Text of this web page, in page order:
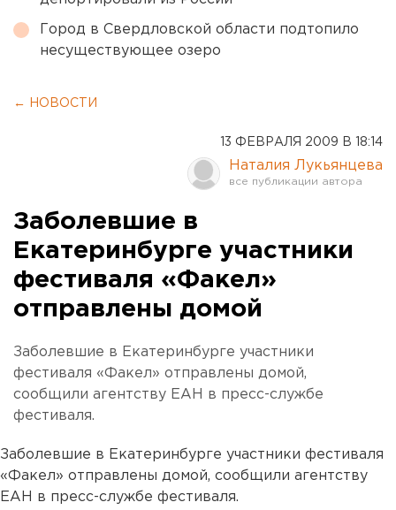
Город в Свердловской области подтопило
несуществующее озеро
← НОВОСТИ
13 ФЕВРАЛЯ 2009 В 18:14
Наталия Лукьянцева
Заболевшие в
Екатеринбурге участники
фестиваля «Факел»
отправлены домой
Заболевшие в Екатеринбурге участники
фестиваля «Факел» отправлены домой,
сообщили агентству ЕАН в пресс-службе
фестиваля.
Заболевшие в Екатеринбурге участники фестиваля
«Факел» отправлены домой, сообщили агентству
ЕАН в пресс-службе фестиваля.